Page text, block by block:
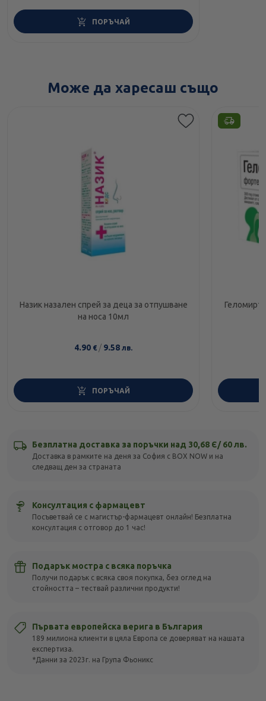
ПОРЪЧАЙ
Може да харесаш също
Назик назален спрей за деца за отпушване
на носа 10мл
4.90 € / 9.58 лв.
ПОРЪЧАЙ
Безплатна доставка за поръчки над 30,68 Є/ 60 лв.
Доставка в рамките на деня за София с BOX NOW и на
следващ ден за страната
Консултация с фармацевт
Посъветвай се с магистър-фармацевт онлайн! Безплатна
консултация с отговор до 1 час!
Подарък мостра с всяка поръчка
Получи подарък с всяка своя покупка, без оглед на
стойността – тествай различни продукти!
Първата европейска верига в България
189 милиона клиенти в цяла Европа се доверяват на нашата
експертиза.
*Данни за 2023г. на Група Фьоникс